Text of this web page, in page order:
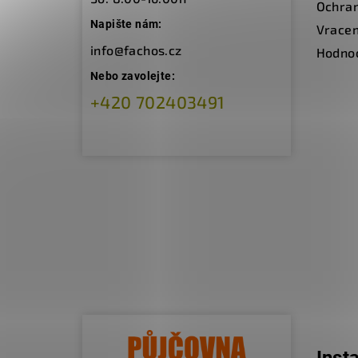
Napište nám:
info@fachos.cz
Nebo zavolejte:
+420 702403491